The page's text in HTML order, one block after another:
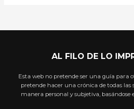
AL FILO DE LO
Esta web no pretende ser una guía para
pretende hacer una crónica de todas las
manera personal y subjetiva, basándose